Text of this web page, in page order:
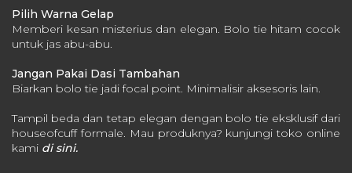
Pilih Warna Gelap
Memberi kesan misterius dan elegan. Bolo tie hitam cocok
untuk jas abu-abu.
Jangan Pakai Dasi Tambahan
Biarkan bolo tie jadi focal point. Minimalisir aksesoris lain.
Tampil beda dan tetap elegan dengan bolo tie eksklusif dari
houseofcuff formale. Mau produknya? kunjungi toko online
kami di sini.